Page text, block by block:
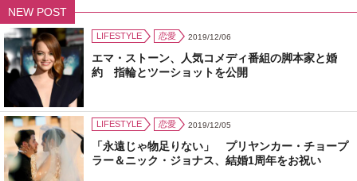
NEW POST
LIFESTYLE 恋愛 2019/12/06
エマ・ストーン、人気コメディ番組の脚本家と婚
約 指輪とツーショットを公開
LIFESTYLE 恋愛 2019/12/05
「永遠じゃ物足りない」 プリヤンカー・チョープ
ラー＆ニック・ジョナス、結婚1周年をお祝い